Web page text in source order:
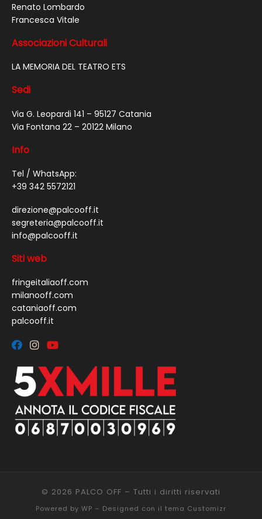
Renato Lombardo
Francesca Vitale
Associazioni Culturali
LA MEMORIA DEL TEATRO ETS
Sedi
Via G. Leopardi 141 – 95127 Catania
Via Fontana 22 – 20122 Milano
Info
Tel / WhatsApp:
+39 342 5572121
direzione@palcooff.it
segreteria@palcooff.it
info@palcooff.it
Siti web
fringeitaliaoff.com
milanooff.com
cataniaoff.com
palcooff.it
© 2026 PALCO OFF – Tutti i diritti riservati
Powered by WP – Designed con il tema Customizr